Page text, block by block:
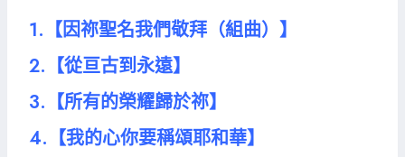
1.【因祢聖名我們敬拜（組曲）】
2.【從亘古到永遠】
3.【所有的榮耀歸於祢】
4.【我的心你要稱頌耶和華】